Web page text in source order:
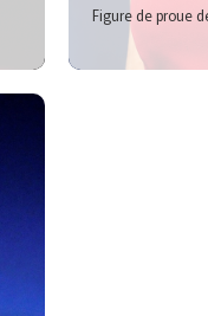
Figure de proue